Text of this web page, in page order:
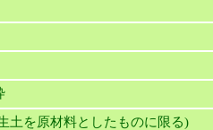
土を原材料としたものに限る)